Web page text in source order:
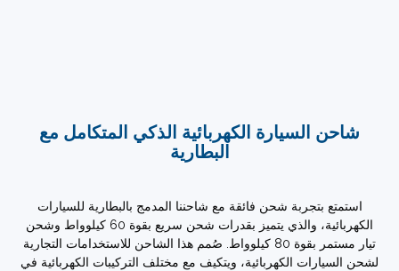
السيارة الكهربائية الذكي المتكامل مع
البطارية
بتجربة شحن فائقة مع شاحننا المدمج بالبطارية للسيارات
الكهربائية، والذي يتميز بقدرات شحن سريع بقوة 60 كيلوواط وشحن
تيار مستمر بقوة 80 كيلوواط. صُمم هذا الشاحن للاستخدامات التجارية
الكهربائية، ويتكيف مع مختلف التركيبات الكهربائية في